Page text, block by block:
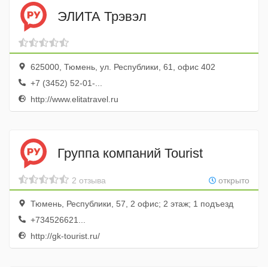
ЭЛИТА Трэвэл
625000, Тюмень, ул. Республики, 61, офис 402
+7 (3452) 52-01-...
http://www.elitatravel.ru
Группа компаний Tourist
открыто
2 отзыва
Тюмень, Республики, 57, 2 офис; 2 этаж; 1 подъезд
+734526621...
http://gk-tourist.ru/